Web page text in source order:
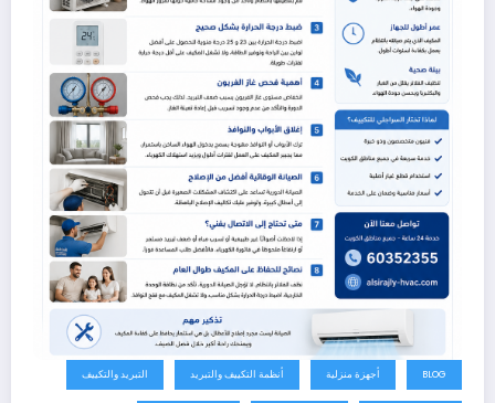
BLOG أجهزة منزلية أنظمة التكييف والتبريد التبريد والتكييف